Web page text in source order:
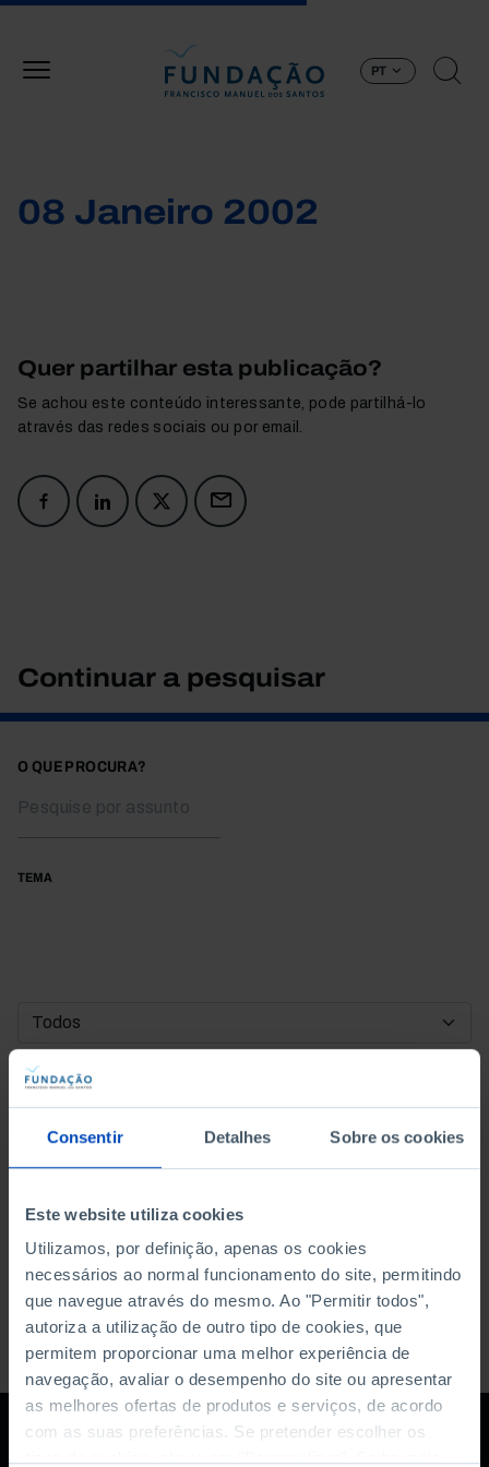
Consentir Detalhes Sobre os cookies
Este website utiliza cookies
Utilizamos, por definição, apenas os cookies
necessários ao normal funcionamento do site, permitindo
que navegue através do mesmo. Ao "Permitir todos",
autoriza a utilização de outro tipo de cookies, que
permitem proporcionar uma melhor experiência de
navegação, avaliar o desempenho do site ou apresentar
as melhores ofertas de produtos e serviços, de acordo
com as suas preferências. Se pretender escolher os
PT
08 Janeiro 2002
Quer partilhar esta publicação?
Se achou este conteúdo interessante, pode partilhá-lo
através das redes sociais ou por email.
Continuar a pesquisar
O QUE PROCURA?
TEMA
DATA DE INÍCIO
DATA DE FIM